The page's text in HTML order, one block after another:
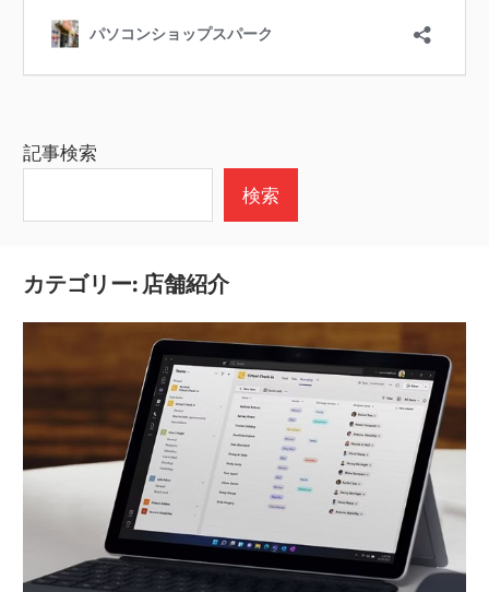
カテゴリー: 店舗紹介
記事検索
検索